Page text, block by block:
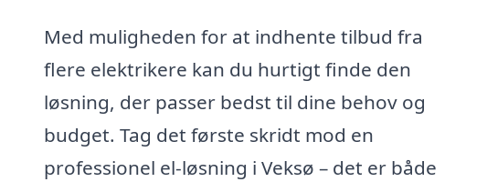
Med muligheden for at indhente tilbud fra
flere elektrikere kan du hurtigt finde den
løsning, der passer bedst til dine behov og
budget. Tag det første skridt mod en
professionel el-løsning i Veksø – det er både